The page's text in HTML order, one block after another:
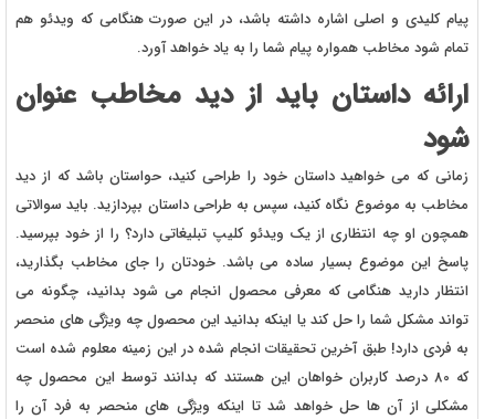
پیام کلیدی و اصلی اشاره داشته باشد، در این صورت هنگامی که ویدئو هم
تمام شود مخاطب همواره پیام شما را به یاد خواهد آورد.
ارائه داستان باید از دید مخاطب عنوان
شود
زمانی که می خواهید داستان خود را طراحی کنید، حواستان باشد که از دید
مخاطب به موضوع نگاه کنید، سپس به طراحی داستان بپردازید. باید سوالاتی
همچون او چه انتظاری از یک ویدئو کلیپ تبلیغاتی دارد؟ را از خود بپرسید.
پاسخ این موضوع بسیار ساده می باشد. خودتان را جای مخاطب بگذارید،
انتظار دارید هنگامی که معرفی محصول انجام می شود بدانید، چگونه می
تواند مشکل شما را حل کند یا اینکه بدانید این محصول چه ویژگی های منحصر
به فردی دارد! طبق آخرین تحقیقات انجام شده در این زمینه معلوم شده است
که 80 درصد کاربران خواهان این هستند که بدانند توسط این محصول چه
مشکلی از آن ها حل خواهد شد تا اینکه ویژگی های منحصر به فرد آن را